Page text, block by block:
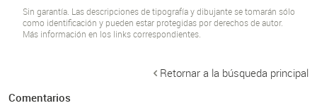
Sin garantía. Las descripciones de tipografía y dibujante se tomarán sólo
como identificación y pueden estar protegidas por derechos de autor.
Más información en los links correspondientes.
Retornar a la búsqueda principal
Comentarios